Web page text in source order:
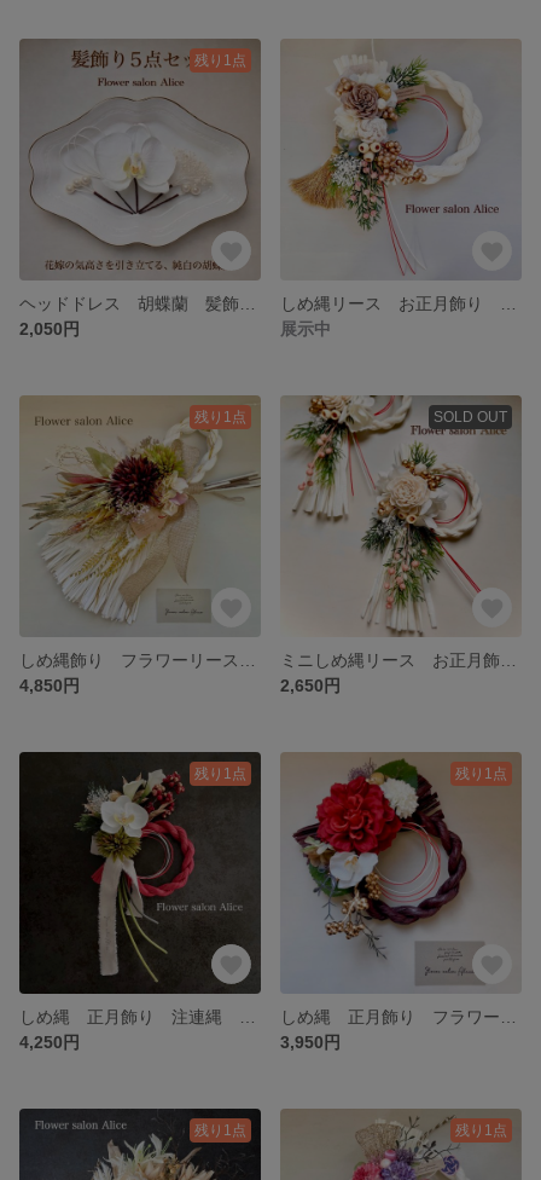
残り1点
2,050円
展示中
残り1点
4,850円
SOLD OUT
2,650円
残り1点
4,250円
残り1点
3,950円
残り1点 残り1点